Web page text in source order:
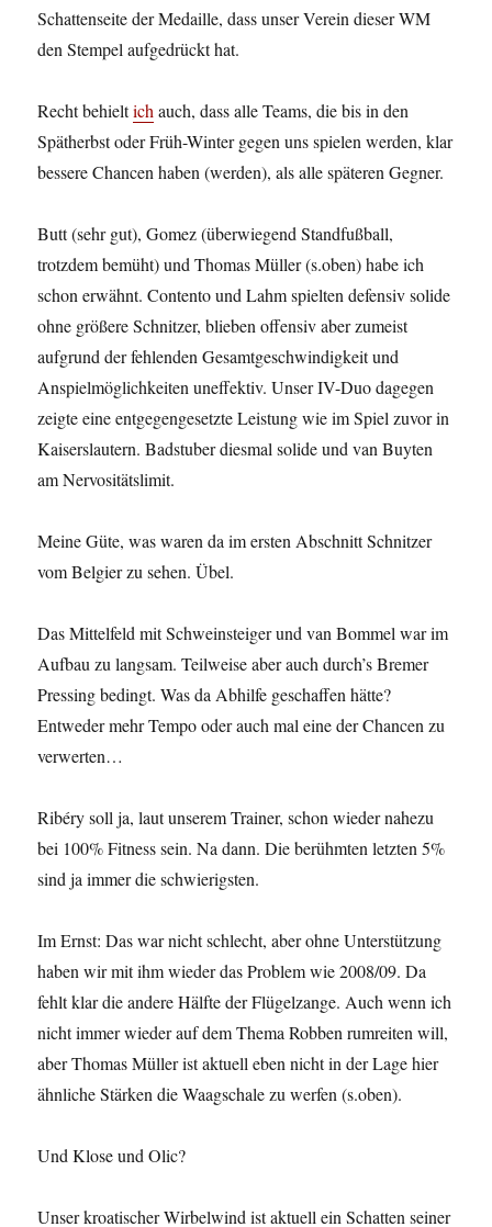
Schattenseite der Medaille, dass unser Verein dieser WM
den Stempel aufgedrückt hat.
Recht behieltich auch, dass alle Teams, die bis in den
Spätherbst oder Früh-Winter gegen uns spielen werden, klar
bessere Chancen haben (werden), als alle späteren Gegner.
Butt (sehr gut), Gomez (überwiegend Standfußball,
trotzdem bemüht) und Thomas Müller (s.oben) habe ich
schon erwähnt. Contento und Lahm spielten defensiv solide
ohne größere Schnitzer, blieben offensiv aber zumeist
aufgrund der fehlenden Gesamtgeschwindigkeit und
Anspielmöglichkeiten uneffektiv. Unser IV-Duo dagegen
zeigte eine entgegengesetzte Leistung wie im Spiel zuvor in
Kaiserslautern. Badstuber diesmal solide und van Buyten
am Nervositätslimit.
Meine Güte, was waren da im ersten Abschnitt Schnitzer
vom Belgier zu sehen. Übel.
Das Mittelfeld mit Schweinsteiger und van Bommel war im
Aufbau zu langsam. Teilweise aber auch durch’s Bremer
Pressing bedingt. Was da Abhilfe geschaffen hätte?
Entweder mehr Tempo oder auch mal eine der Chancen zu
verwerten…
Ribéry soll ja, laut unserem Trainer, schon wieder nahezu
bei 100% Fitness sein. Na dann. Die berühmten letzten 5%
sind ja immer die schwierigsten.
Im Ernst: Das war nicht schlecht, aber ohne Unterstützung
haben wir mit ihm wieder das Problem wie 2008/09. Da
fehlt klar die andere Hälfte der Flügelzange. Auch wenn ich
nicht immer wieder auf dem Thema Robben rumreiten will,
aber Thomas Müller ist aktuell eben nicht in der Lage hier
ähnliche Stärken die Waagschale zu werfen (s.oben).
Und Klose und Olic?
Unser kroatischer Wirbelwind ist aktuell ein Schatten seiner